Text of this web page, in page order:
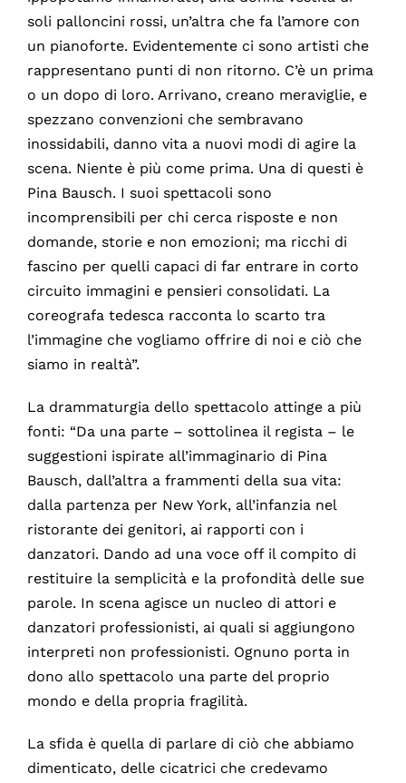
soli palloncini rossi, un’altra che fa l’amore con
un pianoforte. Evidentemente ci sono artisti che
rappresentano punti di non ritorno. C’è un prima
o un dopo di loro. Arrivano, creano meraviglie, e
spezzano convenzioni che sembravano
inossidabili, danno vita a nuovi modi di agire la
scena. Niente è più come prima. Una di questi è
Pina Bausch. I suoi spettacoli sono
incomprensibili per chi cerca risposte e non
domande, storie e non emozioni; ma ricchi di
fascino per quelli capaci di far entrare in corto
circuito immagini e pensieri consolidati. La
coreografa tedesca racconta lo scarto tra
l’immagine che vogliamo offrire di noi e ciò che
siamo in realtà”.
La drammaturgia dello spettacolo attinge a più
fonti: “Da una parte – sottolinea il regista – le
suggestioni ispirate all’immaginario di Pina
Bausch, dall’altra a frammenti della sua vita:
dalla partenza per New York, all’infanzia nel
ristorante dei genitori, ai rapporti con i
danzatori. Dando ad una voce off il compito di
restituire la semplicità e la profondità delle sue
parole. In scena agisce un nucleo di attori e
danzatori professionisti, ai quali si aggiungono
interpreti non professionisti. Ognuno porta in
dono allo spettacolo una parte del proprio
mondo e della propria fragilità.
La sfida è quella di parlare di ciò che abbiamo
dimenticato, delle cicatrici che credevamo